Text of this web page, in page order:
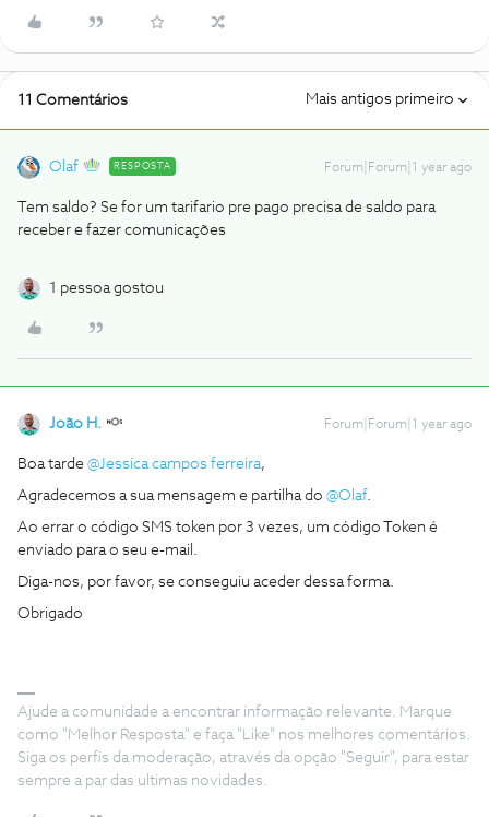
11 Comentários Mais antigos primeiro
Olaf RESPOSTA Forum|Forum|1 year ago
Tem saldo? Se for um tarifario pre pago precisa de saldo para
receber e fazer comunicações
1 pessoa gostou
João H. Forum|Forum|1 year ago
Boa tarde ​ @Jessica campos ferreira,
Agradecemos a sua mensagem e partilha do ​ @Olaf.
Ao errar o código SMS token por 3 vezes, um código Token é
enviado para o seu e-mail.
Diga-nos, por favor, se conseguiu aceder dessa forma.
Obrigado
Ajude a comunidade a encontrar informação relevante. Marque
como "Melhor Resposta" e faça "Like" nos melhores comentários.
Siga os perfis da moderação, através da opção "Seguir", para estar
sempre a par das ultimas novidades.